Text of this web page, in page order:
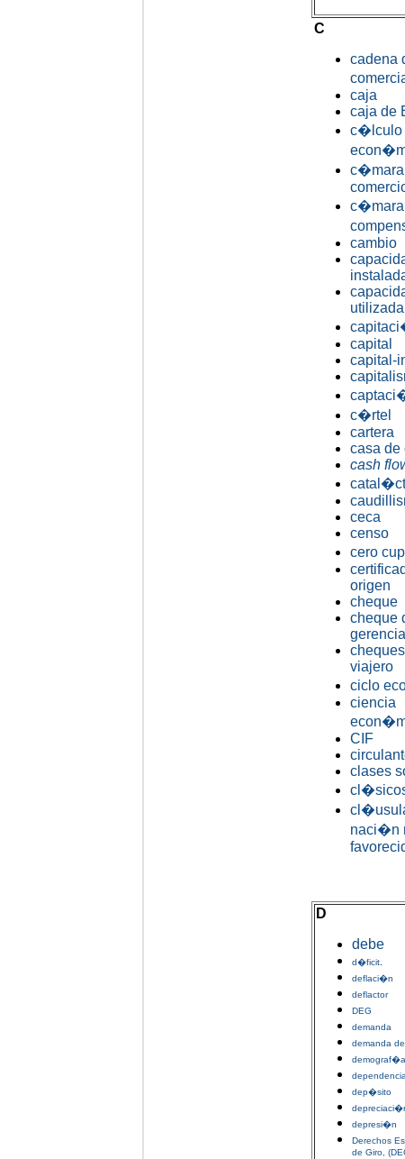
C
cadena
caja
caja de
c�lculo
c�mara
c�mara
cambio
utilizada
capital
capital-
c�rtel
cartera
casa de
cash
ceca
censo
cero
origen
cheque
cheque
gerencia
viajero
ciclo
ciencia
CIF
clases
naci�n
D
debe
d�ficit.
deflaci�n
deflactor
DEG
demanda
demanda
demograf�a
dep�sito
depresi�n
Derechos
de Giro,